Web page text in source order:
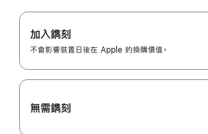
加入鐫刻
不會影響裝置日後在 Apple 的換購價值。
無需鐫刻